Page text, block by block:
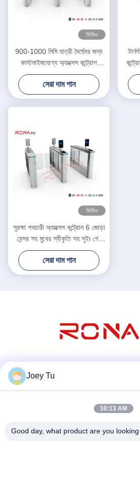
ভিডিও
900-1000 মিমি যাত্রী দৈর্ঘ্যের জন্য
কাস্টমাইজযোগ্য অ্যাক্সেস কন্ট্রোল
টার্নস্টাইল গেট
সেরা দাম পান
ভিডিও
সুরক্ষা পথচারী অ্যাক্সেস কন্ট্রোল 6 জোড়া
সেন্সর সহ মুখের স্বীকৃতি সহ সুইং গেট
টার্নস্টাইল
সেরা দাম পান
টেলিফোন
Joey Tu
10:13 AM
Good day, what product are you